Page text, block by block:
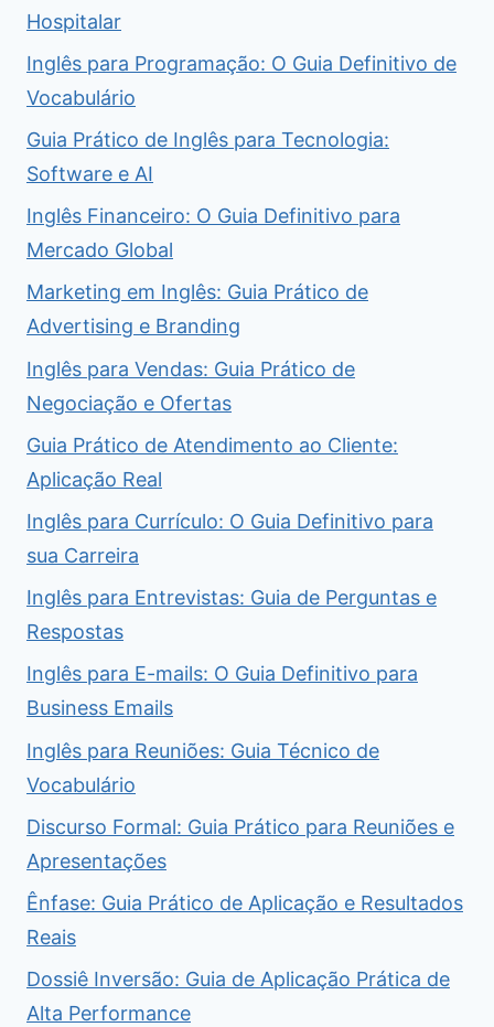
Hospitalar
Inglês para Programação: O Guia Definitivo de
Vocabulário
Guia Prático de Inglês para Tecnologia:
Software e AI
Inglês Financeiro: O Guia Definitivo para
Mercado Global
Marketing em Inglês: Guia Prático de
Advertising e Branding
Inglês para Vendas: Guia Prático de
Negociação e Ofertas
Guia Prático de Atendimento ao Cliente:
Aplicação Real
Inglês para Currículo: O Guia Definitivo para
sua Carreira
Inglês para Entrevistas: Guia de Perguntas e
Respostas
Inglês para E-mails: O Guia Definitivo para
Business Emails
Inglês para Reuniões: Guia Técnico de
Vocabulário
Discurso Formal: Guia Prático para Reuniões e
Apresentações
Ênfase: Guia Prático de Aplicação e Resultados
Reais
Dossiê Inversão: Guia de Aplicação Prática de
Alta Performance